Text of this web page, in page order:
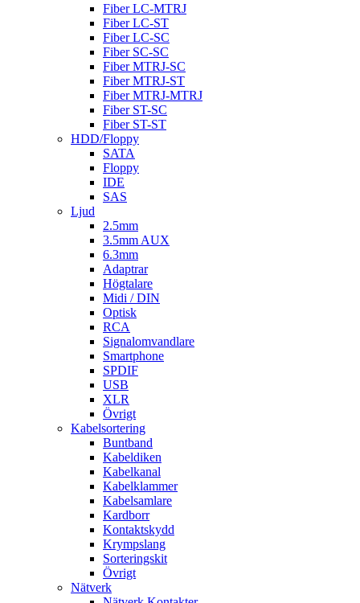
Fiber LC-MTRJ
Fiber LC-ST
Fiber LC-SC
Fiber SC-SC
Fiber MTRJ-SC
Fiber MTRJ-ST
Fiber MTRJ-MTRJ
Fiber ST-SC
Fiber ST-ST
HDD/Floppy
SATA
Floppy
IDE
SAS
Ljud
2.5mm
3.5mm AUX
6.3mm
Adaptrar
Högtalare
Midi / DIN
Optisk
RCA
Signalomvandlare
Smartphone
SPDIF
USB
XLR
Övrigt
Kabelsortering
Buntband
Kabeldiken
Kabelkanal
Kabelklammer
Kabelsamlare
Kardborr
Kontaktskydd
Krympslang
Sorteringskit
Övrigt
Nätverk